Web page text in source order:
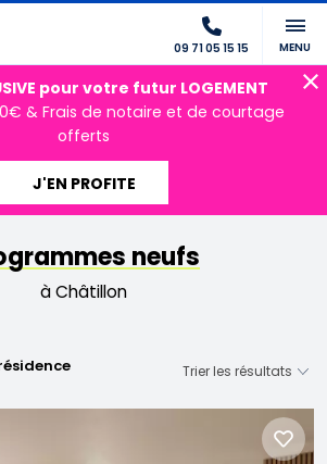
09 71 05 15 15 MENU
pour votre futur LOGEMENT
& Frais de notaire et de courtage
offerts
J'EN PROFITE
Ile-de-France Hauts-de-Seine
neufs
à Châtillon